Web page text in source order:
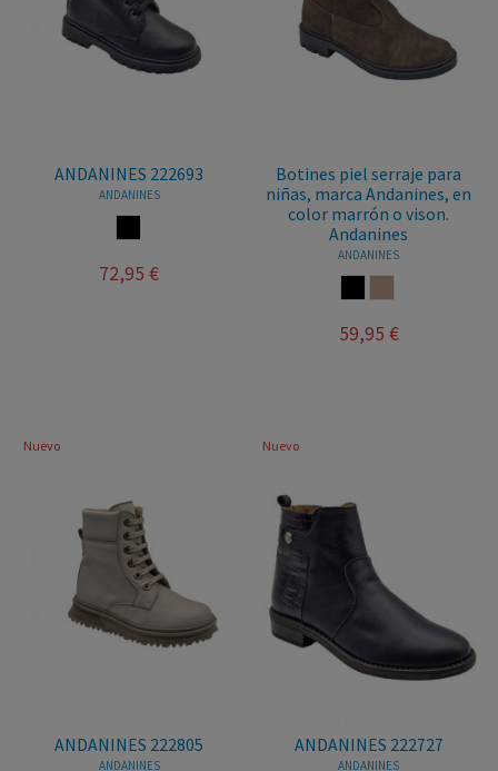
ANDANINES 222693
ANDANINES
72,95 €
Botines piel serraje para
niñas, marca Andanines, en
color marrón o vison.
Andanines
ANDANINES
59,95 €
Nuevo
ANDANINES 222805
ANDANINES
Nuevo
ANDANINES 222727
ANDANINES